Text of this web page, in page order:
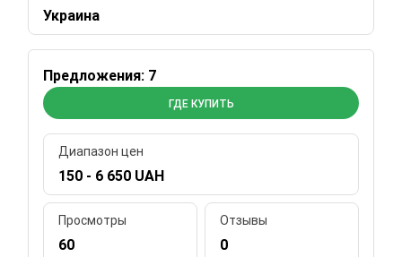
Украина
Предложения: 7
ГДЕ КУПИТЬ
Диапазон цен
150 - 6 650 UAH
Просмотры
60
Отзывы
0